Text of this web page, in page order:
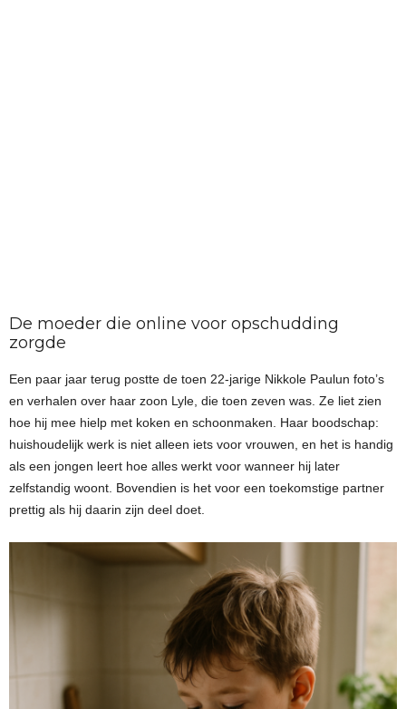
De moeder die online voor opschudding
zorgde
Een paar jaar terug postte de toen 22-jarige Nikkole Paulun foto’s
en verhalen over haar zoon Lyle, die toen zeven was. Ze liet zien
hoe hij mee hielp met koken en schoonmaken. Haar boodschap:
huishoudelijk werk is niet alleen iets voor vrouwen, en het is handig
als een jongen leert hoe alles werkt voor wanneer hij later
zelfstandig woont. Bovendien is het voor een toekomstige partner
prettig als hij daarin zijn deel doet.